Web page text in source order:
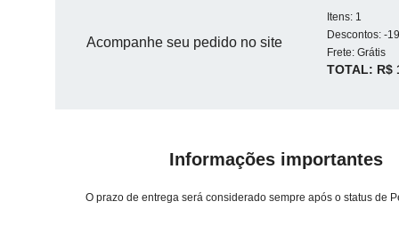
Acompanhe seu pedido no site
Itens: 1
Descontos: -
Frete: Grátis
TOTAL: R$
Informações importantes
O prazo de entrega será considerado sempre após o status de